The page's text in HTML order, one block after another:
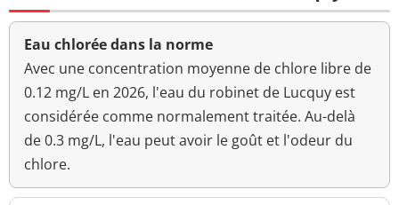
Eau chlorée dans la norme
Avec une concentration moyenne de chlore libre de
0.12 mg/L en 2026, l'eau du robinet de Lucquy est
considérée comme normalement traitée. Au-delà
de 0.3 mg/L, l'eau peut avoir le goût et l'odeur du
chlore.